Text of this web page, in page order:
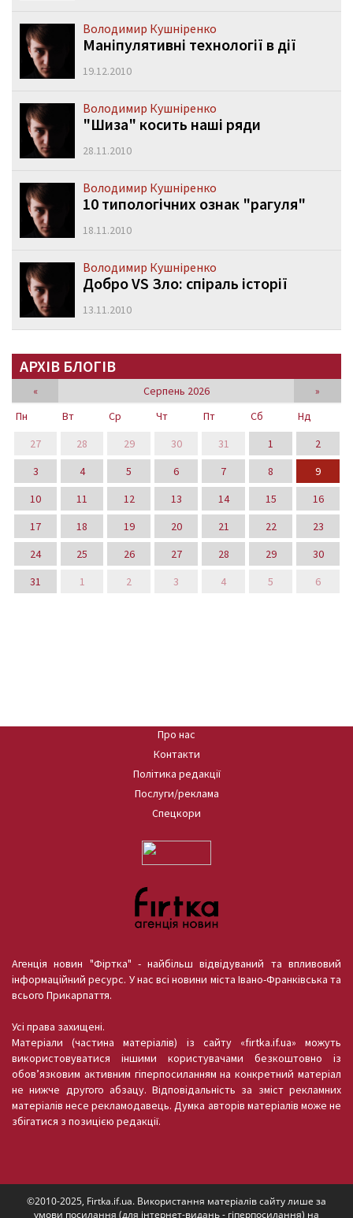
Володимир Кушніренко
Маніпулятивні технології в дії
19.12.2010
Володимир Кушніренко
"Шиза" косить наші ряди
28.11.2010
Володимир Кушніренко
10 типологічних ознак "рагуля"
18.11.2010
Володимир Кушніренко
Добро VS Зло: спіраль історії
13.11.2010
АРХІВ БЛОГІВ
« Серпень 2026
»
Пн
Вт Ср Чт Пт Сб
Нд
27
28 29 30 31 1
2
3
4 5 6 7 8
9
10
11 12 13 14 15
16
17
18 19 20 21 22
23
24
25 26 27 28 29
30
31
1 2 3 4 5 6
Про нас
Контакти
Політика редакції
Послуги/реклама
Спецкори
Агенція новин "Фіртка" - найбільш відвідуваний та впливовий
інформаційний ресурс. У нас всі новини міста Івано-Франківська та
всього Прикарпаття.
Усі права захищені.
Матеріали (частина матеріалів) із сайту «firtka.if.ua» можуть
використовуватися іншими користувачами безкоштовно із
обов’язковим активним гіперпосиланням на конкретний матеріал
не нижче другого абзацу. Відповідальність за зміст рекламних
матеріалів несе рекламодавець. Думка авторів матеріалів може не
збігатися з позицією редакції.
©2010-2025, Firtka.if.ua. Використання матеріалів сайту лише за
умови посилання (для інтернет-видань - гіперпосилання) на